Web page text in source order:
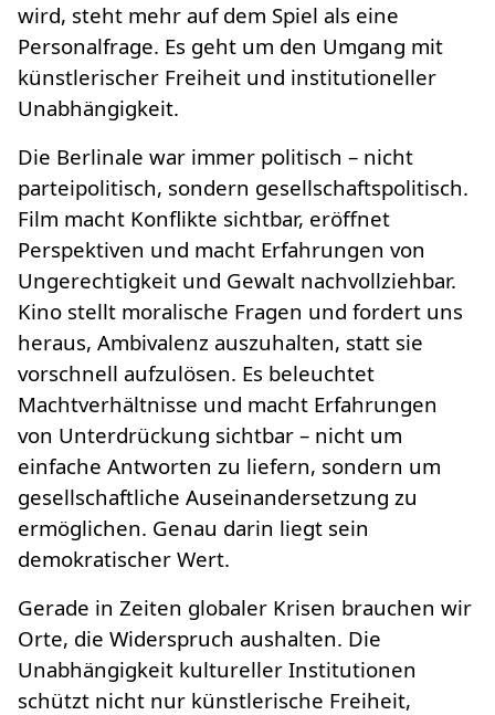
wird, steht mehr auf dem Spiel als eine
Personalfrage. Es geht um den Umgang mit
künstlerischer Freiheit und institutioneller
Unabhängigkeit.
Die Berlinale war immer politisch – nicht
parteipolitisch, sondern gesellschaftspolitisch.
Film macht Konflikte sichtbar, eröffnet
Perspektiven und macht Erfahrungen von
Ungerechtigkeit und Gewalt nachvollziehbar.
Kino stellt moralische Fragen und fordert uns
heraus, Ambivalenz auszuhalten, statt sie
vorschnell aufzulösen. Es beleuchtet
Machtverhältnisse und macht Erfahrungen
von Unterdrückung sichtbar – nicht um
einfache Antworten zu liefern, sondern um
gesellschaftliche Auseinandersetzung zu
ermöglichen. Genau darin liegt sein
demokratischer Wert.
Gerade in Zeiten globaler Krisen brauchen wir
Orte, die Widerspruch aushalten. Die
Unabhängigkeit kultureller Institutionen
schützt nicht nur künstlerische Freiheit,